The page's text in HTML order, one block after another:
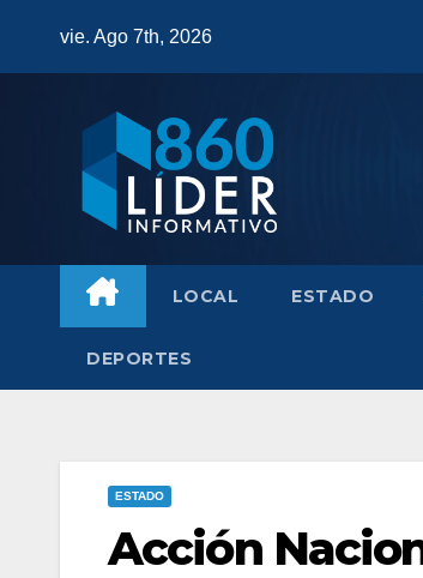
vie. Ago 7th, 2026
LOCAL ESTADO
DEPORTES
ESTADO
Acción